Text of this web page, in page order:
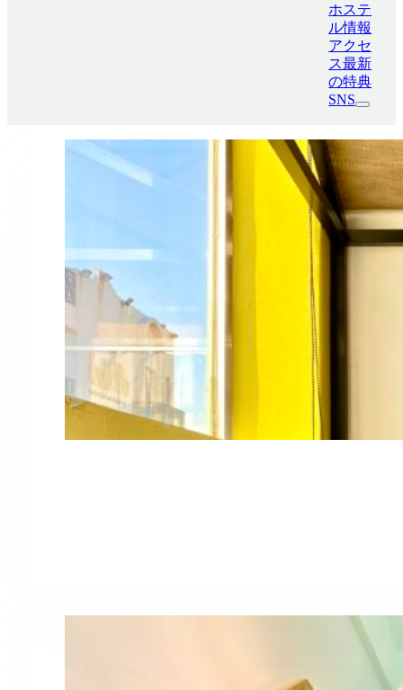
ホステ
ル情報
アクセ
ス最新
の特典
SNS